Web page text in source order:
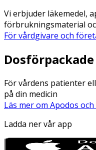
Vi erbjuder läkemedel,
förbrukningsmaterial
För vårdgivare och
För vårdens patienter
på din medicin
Läs mer om Apodos
Ladda ner vår app